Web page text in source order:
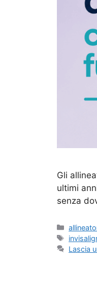
Gli
ultimi
senza
Tag
Lascia